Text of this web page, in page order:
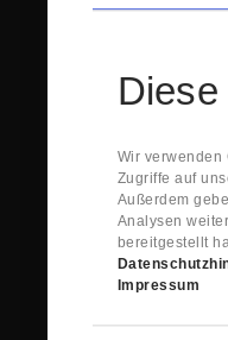
Wir
Zugriffe auf
Außerdem
Analysen
bereitgestellt
Impressum